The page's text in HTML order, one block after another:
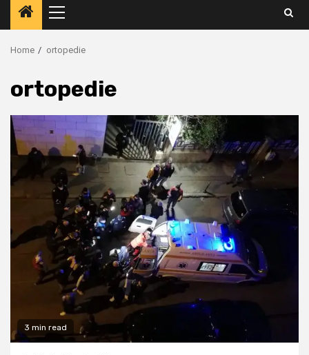
Primary
Menu
Home ortopedie
ortopedie
3 min read